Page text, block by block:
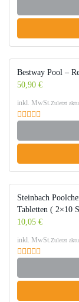
Bestway Pool –
50,90 €
inkl. MwSt.Zuletzt
Steinbach
Tabletten ( 2×10
10,05 €
inkl. MwSt.Zuletzt